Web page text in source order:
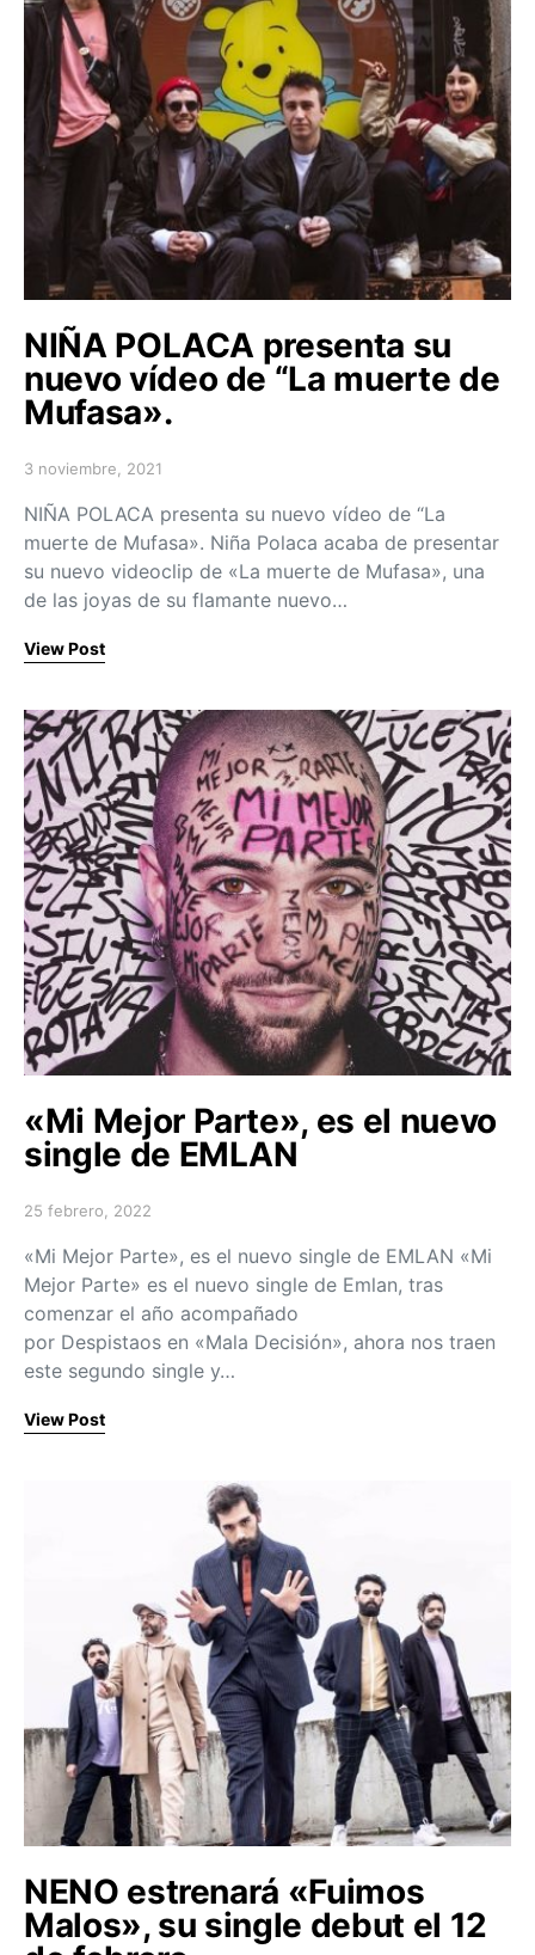
NIÑA POLACA presenta su
nuevo vídeo de “La muerte de
Mufasa».
Posted on
3 noviembre, 2021
NIÑA POLACA presenta su nuevo vídeo de “La
muerte de Mufasa». Niña Polaca acaba de presentar
su nuevo videoclip de «La muerte de Mufasa», una
de las joyas de su flamante nuevo…
View Post
«Mi Mejor Parte», es el nuevo
single de EMLAN
Posted on
25 febrero, 2022
«Mi Mejor Parte», es el nuevo single de EMLAN «Mi
Mejor Parte» es el nuevo single de Emlan, tras
comenzar el año acompañado
por Despistaos en «Mala Decisión», ahora nos traen
este segundo single y…
View Post
NENO estrenará «Fuimos
Malos», su single debut el 12